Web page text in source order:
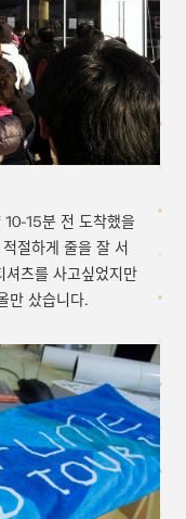
15분 전 도착했을
절하게 줄을 잘 서
셔츠를 사고싶었지만
만 샀습니다.